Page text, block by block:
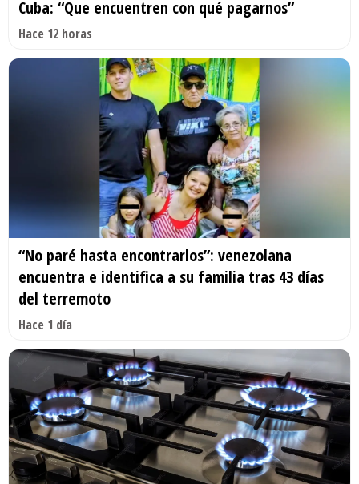
Cuba: “Que encuentren con qué pagarnos”
Hace 12 horas
“No paré hasta encontrarlos”: venezolana
encuentra e identifica a su familia tras 43 días
del terremoto
Hace 1 día